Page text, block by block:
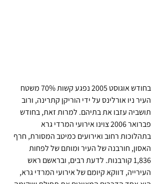
בחודש אוגוסט 2005 נפגע קשות 70% משטח
העיר ניו אורלינס על ידי הוריקן קתרינה, ורוב
תושביה עזבו את בתיהם. למרות זאת, בחודש
פברואר 2006 צוינו אירועי המרדי גרא
בתהלוכות רחוב ואירועים כמיטב המסורת, חרף
האסון, חורבנה של העיר ומותם של לפחות
1,836 קורבנות. לדעת רבים, ובראשם ראש
העירייה, דווקא קיומם של אירועי המרדי גרא,